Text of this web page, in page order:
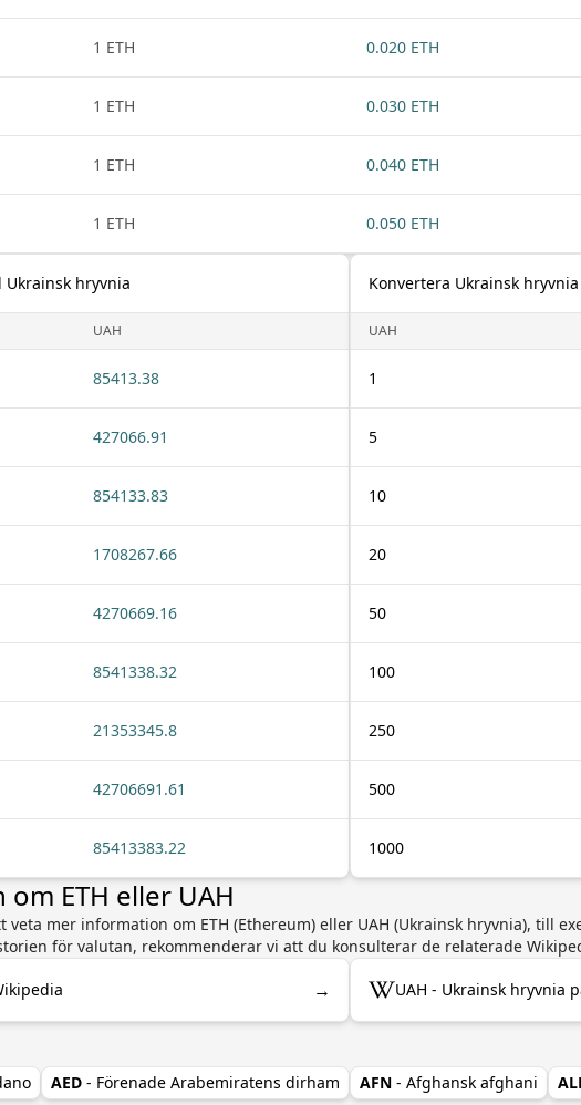
1 ETH 0.020 ETH
1 ETH 0.030 ETH
1 ETH 0.040 ETH
1 ETH 0.050 ETH
hryvnia
UAH
85413.38
427066.91
854133.83
1708267.66
4270669.16
8541338.32
21353345.8
42706691.61
85413383.22
Konvertera Ukrainsk
UAH
1
5
10
20
50
100
250
500
1000
ETH eller UAH
veta mer information om ETH (Ethereum) eller UAH (Ukrainsk hryvnia), till
för valutan, rekommenderar vi att du konsulterar de relaterade
→ UAH - Ukrainsk hryvnia
AED - Förenade Arabemiratens dirham AFN - Afghansk afghani